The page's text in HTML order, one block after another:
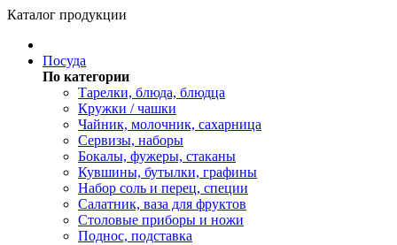
Каталог продукции
Посуда
По категории
Тарелки, блюда, блюдца
Кружки / чашки
Чайник, молочник, сахарница
Сервизы, наборы
Бокалы, фужеры, стаканы
Кувшины, бутылки, графины
Набор соль и перец, специи
Салатник, ваза для фруктов
Столовые приборы и ножи
Поднос, подставка